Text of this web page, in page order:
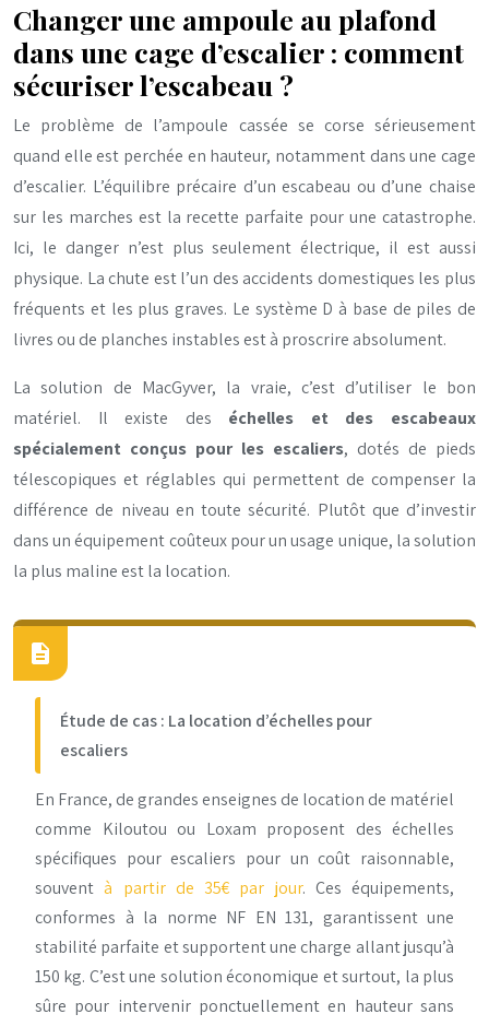
Changer une ampoule au plafond
dans une cage d’escalier : comment
sécuriser l’escabeau ?
Le problème de l’ampoule cassée se corse sérieusement
quand elle est perchée en hauteur, notamment dans une cage
d’escalier. L’équilibre précaire d’un escabeau ou d’une chaise
sur les marches est la recette parfaite pour une catastrophe.
Ici, le danger n’est plus seulement électrique, il est aussi
physique. La chute est l’un des accidents domestiques les plus
fréquents et les plus graves. Le système D à base de piles de
livres ou de planches instables est à proscrire absolument.
La solution de MacGyver, la vraie, c’est d’utiliser le bon
matériel. Il existe des échelles et des escabeaux
spécialement conçus pour les escaliers, dotés de pieds
télescopiques et réglables qui permettent de compenser la
différence de niveau en toute sécurité. Plutôt que d’investir
dans un équipement coûteux pour un usage unique, la solution
la plus maline est la location.
Étude de cas : La location d’échelles pour
escaliers
En France, de grandes enseignes de location de matériel
comme Kiloutou ou Loxam proposent des échelles
spécifiques pour escaliers pour un coût raisonnable,
souventà partir de 35€ par jour. Ces équipements,
conformes à la norme NF EN 131, garantissent une
stabilité parfaite et supportent une charge allant jusqu’à
150 kg. C’est une solution économique et surtout, la plus
sûre pour intervenir ponctuellement en hauteur sans